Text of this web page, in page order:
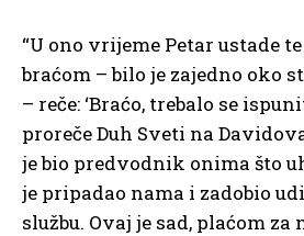
“U ono vrijeme Petar ustade
braćom – bilo je zajedno oko
– reče: ‘Braćo, trebalo se
proreče Duh Sveti na
je bio predvodnik onima što
je pripadao nama i zadobio
službu. Ovaj je sad, plaćom